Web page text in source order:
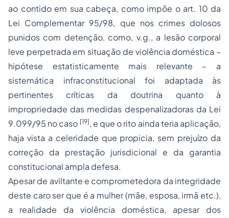
ao contido em sua cabeça, como impõe o art. 10 da
Lei Complementar 95/98, que nos crimes dolosos
punidos com detenção, como, v.g., a lesão corporal
leve perpetrada em situação de violência doméstica –
hipótese estatisticamente mais relevante – a
sistemática infraconstitucional foi adaptada às
pertinentes críticas da doutrina quanto à
impropriedade das medidas despenalizadoras da Lei
9.099/95 no caso [19], e que o rito ainda teria aplicação,
haja vista a celeridade que propicia, sem prejuízo da
correção da prestação jurisdicional e da garantia
constitucional ampla defesa.
Apesar de aviltante e comprometedora da integridade
deste caro ser que é a mulher (mãe, esposa, irmã etc.),
a realidade da violência doméstica, apesar dos